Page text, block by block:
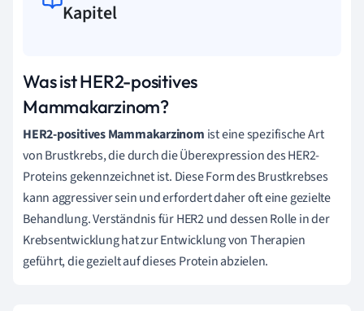
Kapitel
Was ist HER2-positives
Mammakarzinom?
HER2-positives Mammakarzinom ist eine spezifische Art
von Brustkrebs, die durch die Überexpression des HER2-
Proteins gekennzeichnet ist. Diese Form des Brustkrebses
kann aggressiver sein und erfordert daher oft eine gezielte
Behandlung. Verständnis für HER2 und dessen Rolle in der
Krebsentwicklung hat zur Entwicklung von Therapien
geführt, die gezielt auf dieses Protein abzielen.